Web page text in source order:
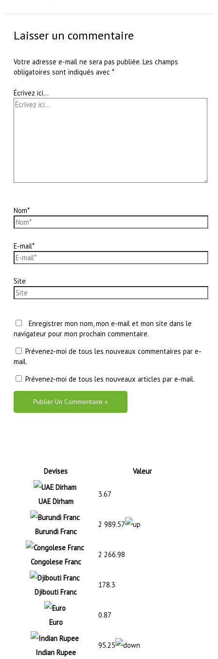
Laisser un commentaire
Votre adresse e-mail ne sera pas publiée. Les champs
obligatoires sont indiqués avec *
Écrivez ici…
Nom*
E-mail*
Site
Enregistrer mon nom, mon e-mail et mon site dans le
navigateur pour mon prochain commentaire.
Prévenez-moi de tous les nouveaux commentaires par e-
mail.
Prévenez-moi de tous les nouveaux articles par e-mail.
Devises Valeur
UAE Dirham
3.67
Burundi Franc
2 989.57
Congolese Franc
2 266.98
Djibouti Franc
178.3
Euro
0.87
Indian Rupee
95.25